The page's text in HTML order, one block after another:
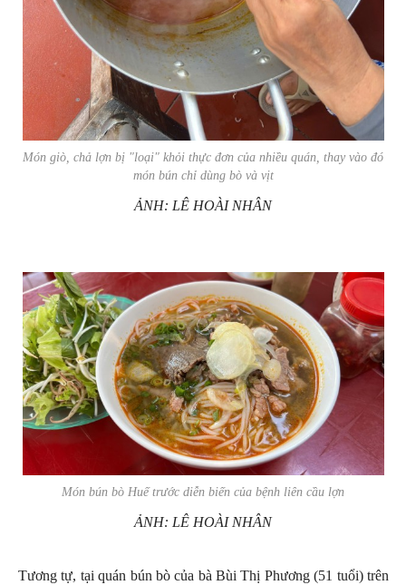
Món giò, chả lợn bị "loại" khỏi thực đơn của nhiều quán, thay vào đó
món bún chỉ dùng bò và vịt
ẢNH: LÊ HOÀI NHÂN
Món bún bò Huế trước diễn biến của bệnh liên cầu lợn
ẢNH: LÊ HOÀI NHÂN
Tương tự, tại quán bún bò của bà Bùi Thị Phương (51 tuổi) trên